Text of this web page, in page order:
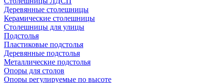
Деревянные столешницы
Керамические столешницы
Столешницы для улицы
Подстолья
Пластиковые подстолья
Деревянные подстолья
Металлические подстолья
Опоры для столов
Опоры регулируемые по высоте